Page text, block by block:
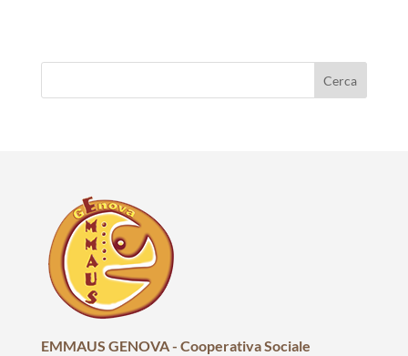
EMMAUS GENOVA - Cooperativa Sociale